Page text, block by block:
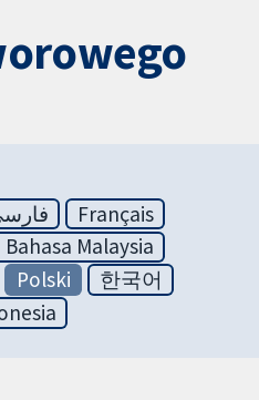
Français
Bahasa Malaysia
Polski
한국어